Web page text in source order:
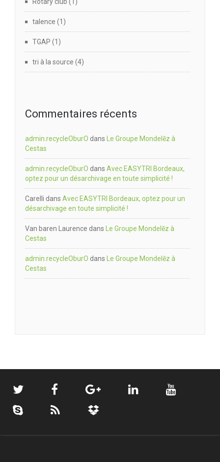
talence (1)
TGAP (1)
tri à la source (4)
Commentaires récents
admin.recycleOburO dans
Le Groupe Mondelēz à
Cestas
admin.recycleOburO dans Avec EASYTRI Bordeaux,
optez pour un désarchivage en toute simplicité !
Carelli dans Avec EASYTRI Bordeaux, optez pour un
désarchivage en toute simplicité !
Van baren Laurence dans
Le Groupe Mondelēz à
Cestas
admin.recycleOburO dans
Le Groupe Mondelēz à
Cestas